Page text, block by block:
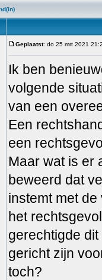
Geplaatst: do 25 mrt 2021
Ik ben
volgende
van een
Een
een
Maar wat is er
beweerd dat
instemt met
het
gerechtigde
gericht zijn
toch?